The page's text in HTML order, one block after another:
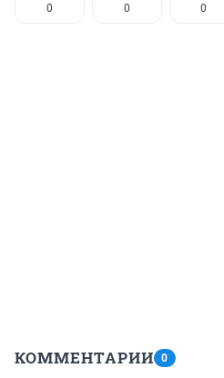
0 0 0
КОММЕНТАРИИ 0